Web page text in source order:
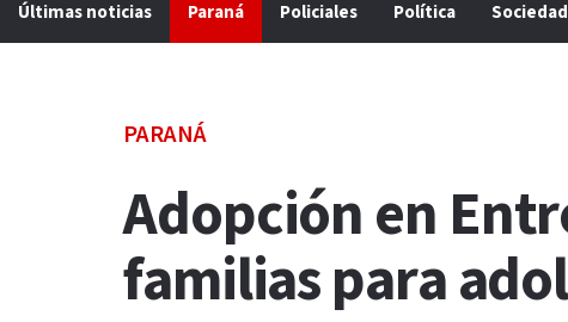
Últimas noticias Paraná Policiales Política Sociedad
PARANÁ
Adopción en
familias para